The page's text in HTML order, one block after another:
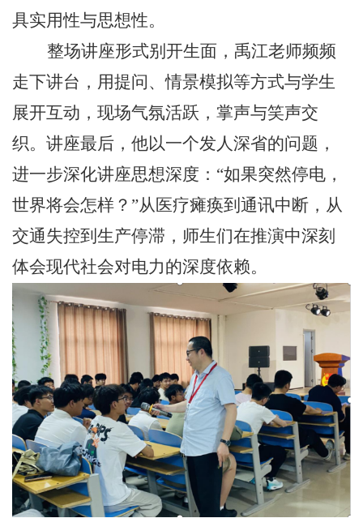
具实用性与思想性。
整场讲座形式别开生面，禹江老师频频
走下讲台，用提问、情景模拟等方式与学生
展开互动，现场气氛活跃，掌声与笑声交
织。讲座最后，他以一个发人深省的问题，
进一步深化讲座思想深度：“如果突然停电，
世界将会怎样？”从医疗瘫痪到通讯中断，从
交通失控到生产停滞，师生们在推演中深刻
体会现代社会对电力的深度依赖。